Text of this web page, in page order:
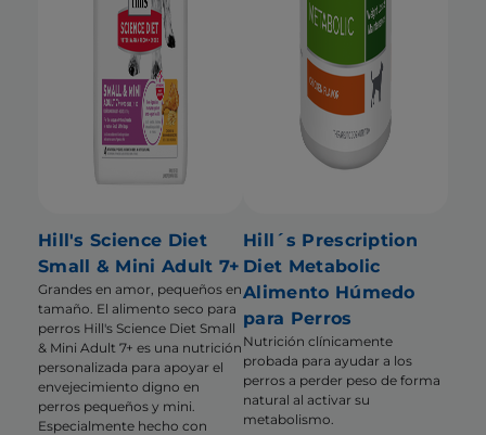
Hill's Science Diet
Small & Mini Adult 7+
Grandes en amor, pequeños en
tamaño. El alimento seco para
perros Hill's Science Diet Small
& Mini Adult 7+ es una nutrición
personalizada para apoyar el
envejecimiento digno en
perros pequeños y mini.
Especialmente hecho con
Hill´s Prescription
Diet Metabolic
Alimento Húmedo
para Perros
Nutrición clínicamente
probada para ayudar a los
perros a perder peso de forma
natural al activar su
metabolismo.